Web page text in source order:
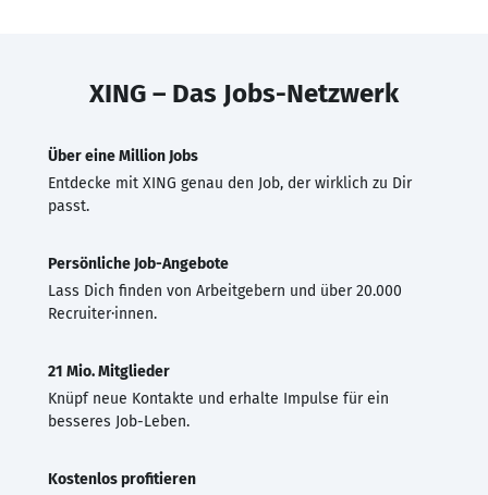
XING – Das Jobs-Netzwerk
Über eine Million Jobs
Entdecke mit XING genau den Job, der wirklich zu Dir
passt.
Persönliche Job-Angebote
Lass Dich finden von Arbeitgebern und über 20.000
Recruiter·innen.
21 Mio. Mitglieder
Knüpf neue Kontakte und erhalte Impulse für ein
besseres Job-Leben.
Kostenlos profitieren